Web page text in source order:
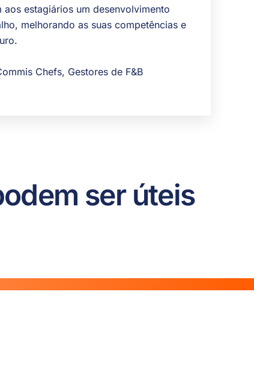
estagiários um desenvolvimento
melhorando as suas competências e
Chefs, Gestores de F&B
ser úteis